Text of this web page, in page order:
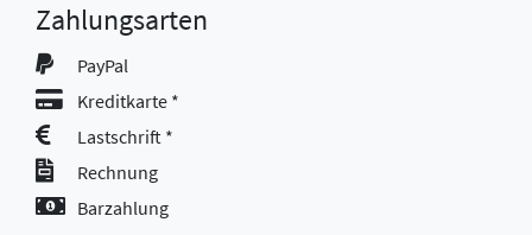
Zahlungsarten
PayPal
Kreditkarte *
Lastschrift *
Rechnung
Barzahlung